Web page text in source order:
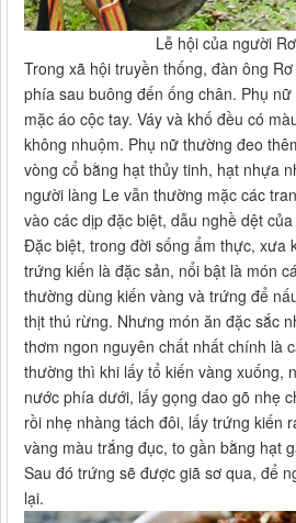
Lễ hội của người
Trong xã hội truyền thống, đàn ông
phía sau buông đến ống chân. Phụ
mặc áo cộc tay. Váy và khố đều có
không nhuộm. Phụ nữ thường đeo
vòng cổ bằng hạt thủy tinh, hạt nhựa
người làng Le vẫn thường mặc các
vào các dịp đặc biệt, dẫu nghề dệt
Đặc biệt, trong đời sống ẩm thực, xưa
trứng kiến là đặc sản, nổi bật là món
thường dùng kiến vàng và trứng để
thịt thú rừng. Nhưng món ăn đặc sắc
thơm ngon nguyên chất nhất chính là
thường thì khi lấy tổ kiến vàng xuống,
nước phía dưới, lấy gọng dao gõ nhẹ
rồi nhẹ nhàng tách đôi, lấy trứng kiến
vàng màu trắng đục, to gần bằng hạt
Sau đó trứng sẽ được giã sơ qua, để
lại.